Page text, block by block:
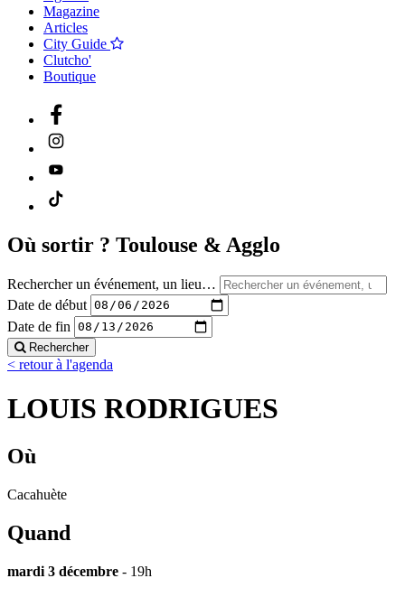
Magazine
Articles
City Guide
Clutcho'
Boutique
Où sortir ? Toulouse & Agglo
Rechercher un événement, un lieu…
Date de début
Date de fin
Rechercher
< retour à l'agenda
LOUIS RODRIGUES
Où
Cacahuète
Quand
mardi 3 décembre - 19h